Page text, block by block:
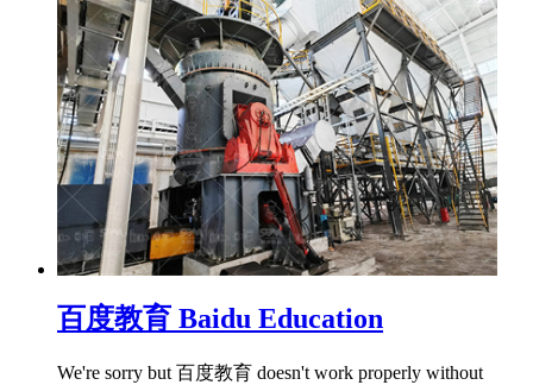
百度教育 Baidu Education
We're sorry but 百度教育 doesn't work properly without